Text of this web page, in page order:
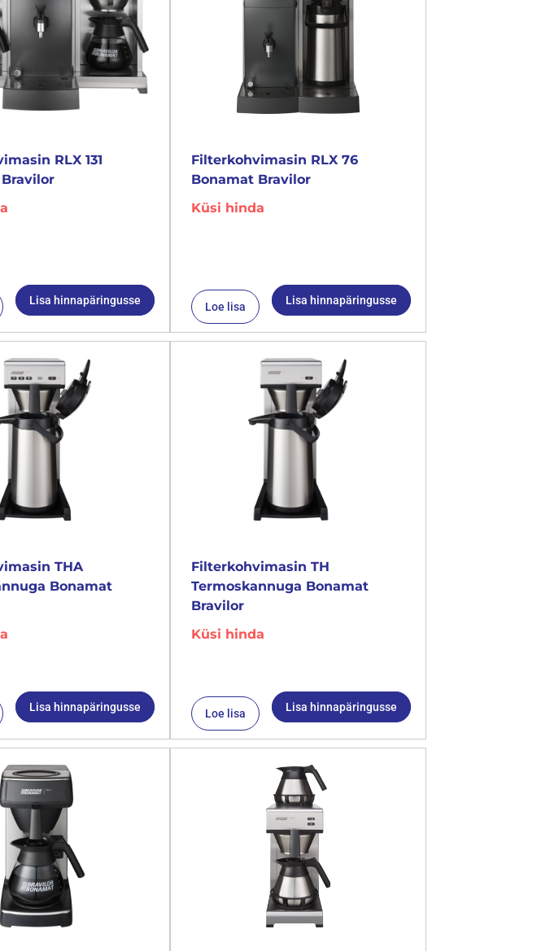
RLX 131
Lisa hinnapäringusse
Filterkohvimasin RLX 76
Bonamat Bravilor
Küsi hinda
Loe lisa Lisa hinnapäringusse
THA
Bonamat
Lisa hinnapäringusse
Filterkohvimasin TH
Termoskannuga Bonamat
Bravilor
Küsi hinda
Loe lisa Lisa hinnapäringusse